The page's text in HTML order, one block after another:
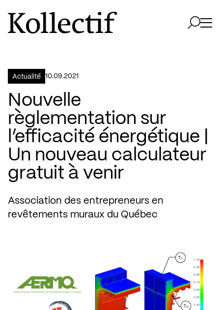
Aller à la page d'accueil
Logo Kollectif
Actualité 10.09.2021
Nouvelle
règlementation sur
l’efficacité énergétique |
Un nouveau calculateur
gratuit à venir
Association des entrepreneurs en
revêtements muraux du Québec